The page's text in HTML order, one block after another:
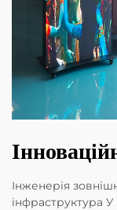
Інженерія
інфраструктура